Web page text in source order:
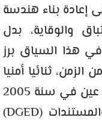
إعادة بناء هندسة
والوقاية، بدل
في هذا السياق برز
ثنائيا أمنيا
متكاملا: ياسين المنصوري الذي عين في سنة 2005
مديرا للإدارة العامة للدراسات والمستندات (DGED)